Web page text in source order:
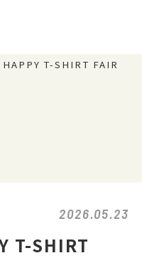
T-SHIRT FAIR
2026.05.23
T-SHIRT